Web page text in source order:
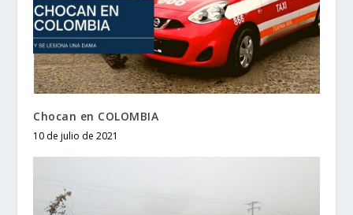
Chocan en COLOMBIA
10 de julio de 2021